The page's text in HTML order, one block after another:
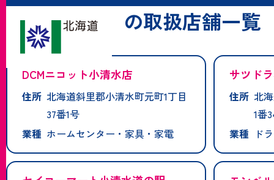
「小清水町」の取扱店舗一覧
DCMニコット小清水店
住所 北海道斜里郡小清水町元町1丁目
37番1号
業種 ホームセンター・家具・家電
サツド
住所 北
1番
業種
ド